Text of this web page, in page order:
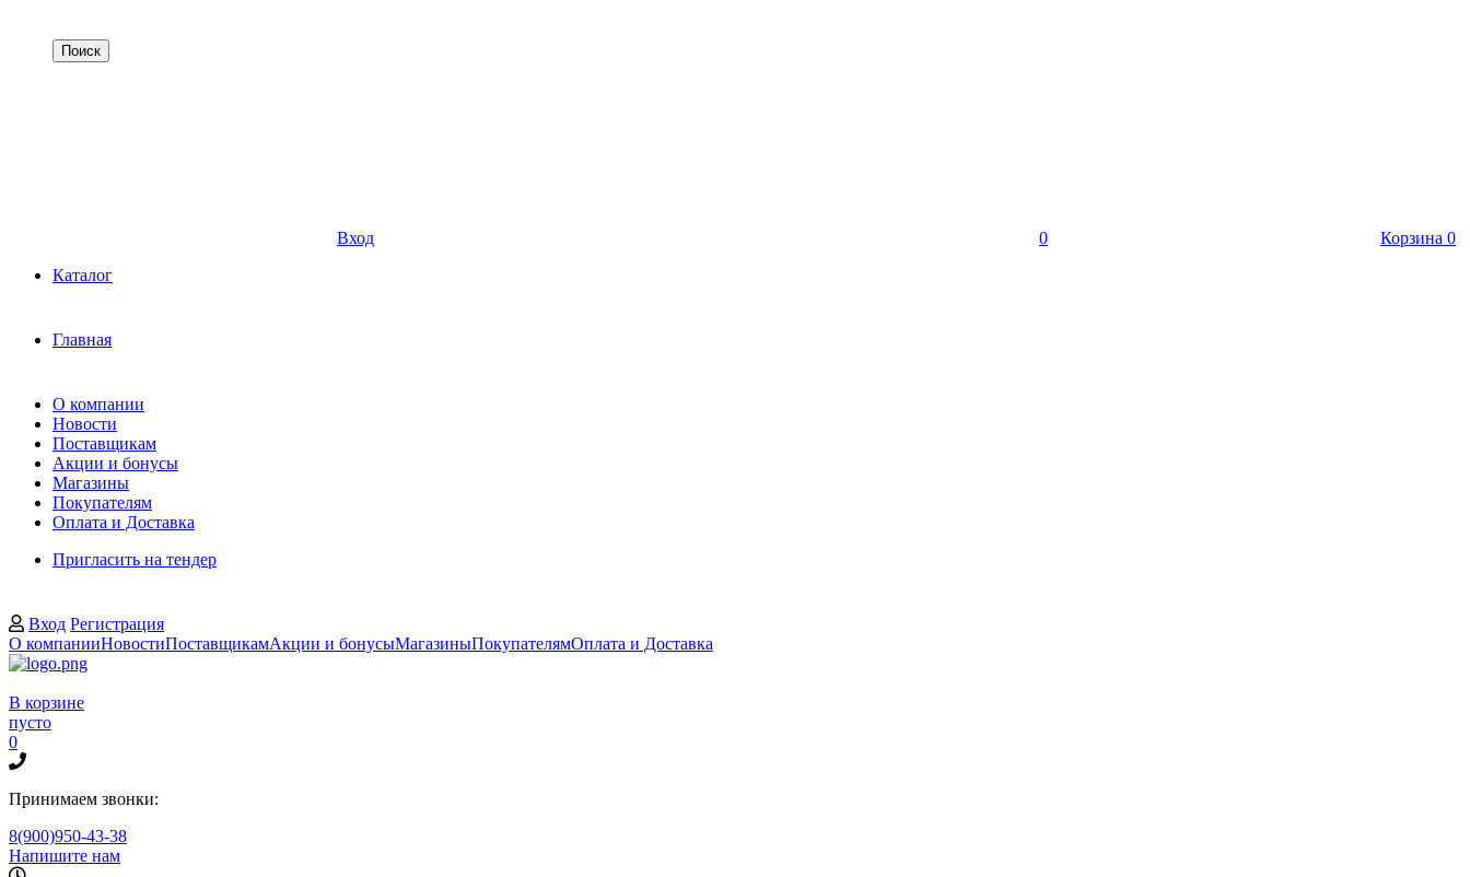
Вход 0 Корзина 0
Каталог
Главная
О компании
Новости
Поставщикам
Акции и бонусы
Магазины
Покупателям
Оплата и Доставка
Пригласить на тендер
Вход Регистрация
О компанииНовостиПоставщикамАкции и бонусыМагазиныПокупателямОплата и Доставка
В корзине
пусто
0
Принимаем звонки:
8(900)950-43-38
Напишите нам